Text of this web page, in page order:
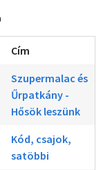
Cím
Szupermalac és
Űrpatkány -
Hősök leszünk
Kód, csajok,
satöbbi